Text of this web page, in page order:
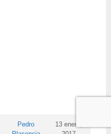
Pedro
13 enero,